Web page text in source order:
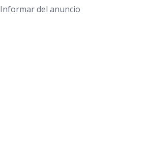
Informar del anuncio